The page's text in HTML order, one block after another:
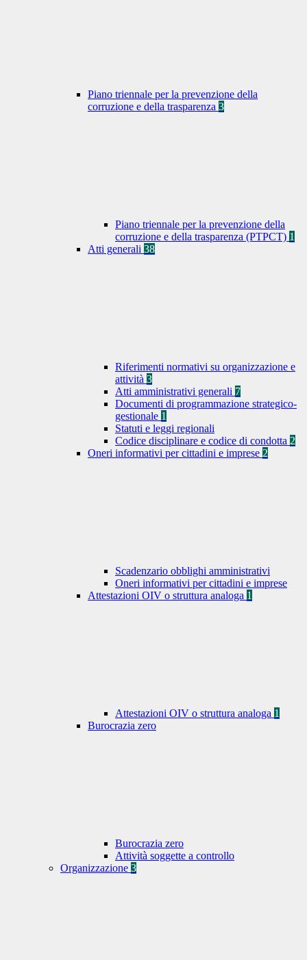
Piano triennale per la prevenzione della
corruzione e della trasparenza 3
Piano triennale per la prevenzione della
corruzione e della trasparenza (PTPCT) 1
Atti generali 38
Riferimenti normativi su organizzazione e
attività 3
Atti amministrativi generali 7
Documenti di programmazione strategico-
gestionale 1
Statuti e leggi regionali
Codice disciplinare e codice di condotta 2
Oneri informativi per cittadini e imprese 2
Scadenzario obblighi amministrativi
Oneri informativi per cittadini e imprese
Attestazioni OIV o struttura analoga 1
Attestazioni OIV o struttura analoga 1
Burocrazia zero
Burocrazia zero
Attività soggette a controllo
Organizzazione 3